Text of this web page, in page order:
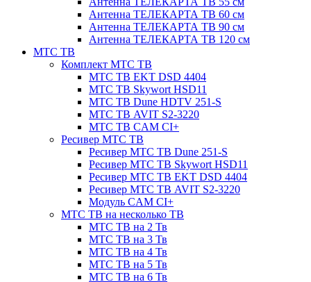
Антенна ТЕЛЕКАРТА ТВ 60 см
Антенна ТЕЛЕКАРТА ТВ 90 см
Антенна ТЕЛЕКАРТА ТВ 120 см
МТС ТВ
Комплект МТС ТВ
МТС ТВ EKT DSD 4404
МТС ТВ Skywort HSD11
МТС ТВ Dune HDTV 251-S
МТС ТВ AVIT S2-3220
МТС ТВ CAM CI+
Ресивер МТС ТВ
Ресивер МТС ТВ Dune 251-S
Ресивер МТС ТВ Skywort HSD11
Ресивер МТС ТВ EKT DSD 4404
Ресивер МТС ТВ AVIT S2-3220
Модуль CAM CI+
МТС ТВ на несколько ТВ
МТС ТВ на 2 Тв
МТС ТВ на 3 Тв
МТС ТВ на 4 Тв
МТС ТВ на 5 Тв
МТС ТВ на 6 Тв